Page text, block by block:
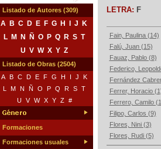
Listado de Autores (309)
A B C D E F G H J
K
L
M N Ñ O P Q R S T
U V W X Y Z
Listado de Obras (2504)
A
B C D E F G H I J
K
L
M N Ñ O P Q R S T
U
V W X Y Z #
Formaciones
Formaciones usuales
LETRA: F
Fain, Paulina (14)
Falú, Juan (15)
Fauaz, Pablo (8)
Federico,
Fernández
Ferrer, Horacio
Ferrero, Camilo
Filipo, Carlos (9)
Flores, Nini (3)
Flores, Rudi (5)